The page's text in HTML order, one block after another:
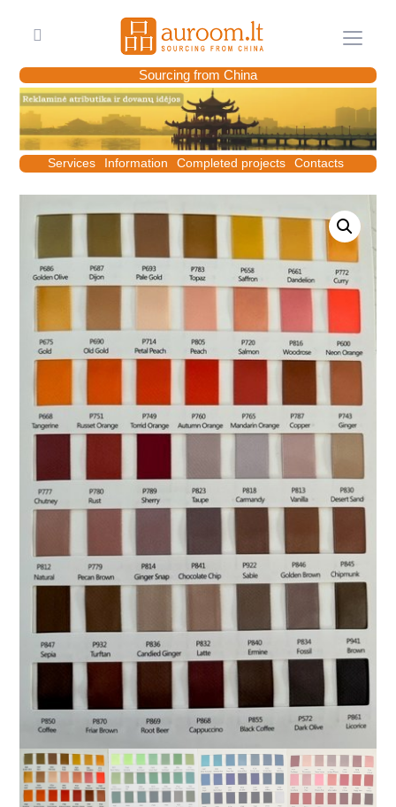
Meniu
Sourcing from China
Services Information Completed projects Contacts